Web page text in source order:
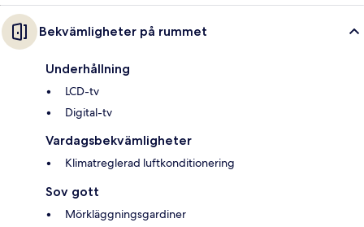
Bekvämligheter på rummet
Underhållning
LCD-tv
Digital-tv
Vardagsbekvämligheter
Klimatreglerad luftkonditionering
Sov gott
Mörkläggningsgardiner